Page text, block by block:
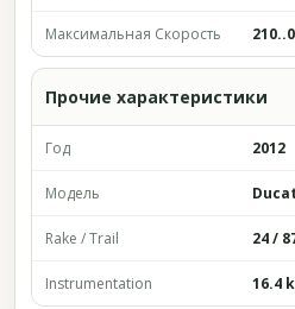
Максимальная Скорость
Прочие характеристики
Год 2012
Модель
Rake / Trail 24 /
Instrumentation 16.4